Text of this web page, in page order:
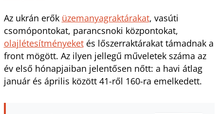
Az ukrán erők üzemanyagraktárakat, vasúti
csomópontokat, parancsnoki központokat,
olajlétesítményeketés lőszerraktárakat támadnak a
front mögött. Az ilyen jellegű műveletek száma az
év első hónapjaiban jelentősen nőtt: a havi átlag
január és április között 41-ről 160-ra emelkedett.